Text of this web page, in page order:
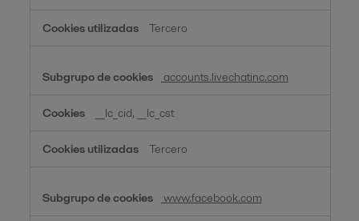
Tercero
accounts.livechatinc.com
__lc_cid, __lc_cst
Tercero
www.facebook.com